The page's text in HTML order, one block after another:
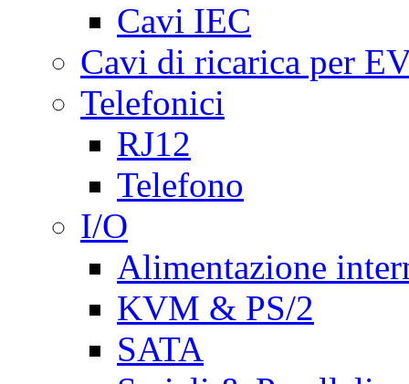
Cavi IEC
Cavi di ricarica per
Telefonici
RJ12
Telefono
I/O
Alimentazione
KVM & PS/2
SATA